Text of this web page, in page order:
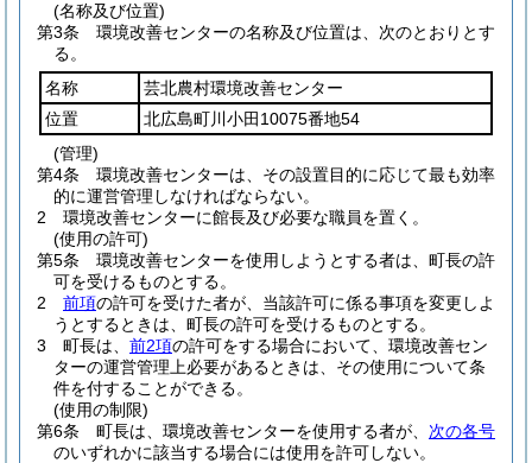
(名称及び位置)
第3条
環境改善センターの名称及び位置は、次のとおりとす
る。
名称
芸北農村環境改善センター
位置
北広島町川小田10075番地54
(管理)
第4条
環境改善センターは、その設置目的に応じて最も効率
的に運営管理しなければならない。
2
環境改善センターに館長及び必要な職員を置く。
(使用の許可)
第5条
環境改善センターを使用しようとする者は、町長の許
可を受けるものとする。
2
前項の許可を受けた者が、当該許可に係る事項を変更しよ
うとするときは、町長の許可を受けるものとする。
3
町長は、 前2項の許可をする場合において、環境改善セン
ターの運営管理上必要があるときは、その使用について条
件を付することができる。
(使用の制限)
第6条
町長は、環境改善センターを使用する者が、 次の各号
のいずれかに該当する場合には使用を許可しない。